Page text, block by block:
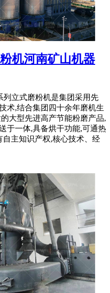
机河南矿山机器
列立式磨粉机是集团采用先
术,结合集团四十余年磨机生
大型先进高产节能粉磨产品,
于一体,具备烘干功能,可通热
自主知识产权,核心技术、经